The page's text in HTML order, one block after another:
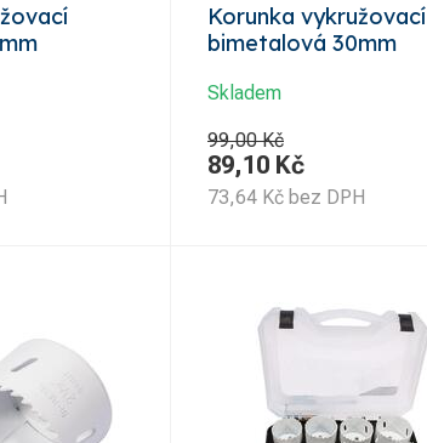
Korunka vykružovací
bimetalová 30mm
Skladem
99,00 Kč
89,10 Kč
73,64 Kč bez DPH